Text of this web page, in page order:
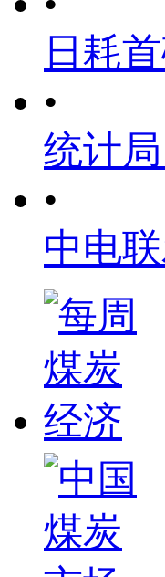
日耗
•
统计
•
中电